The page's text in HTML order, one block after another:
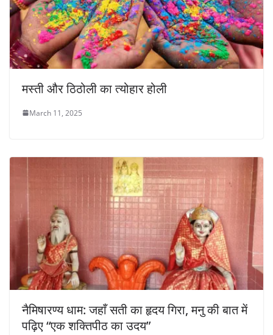
मस्ती और ठिठोली का त्योहार होली
March 11, 2025
नैमिषारण्य धाम: जहाँ सती का हृदय गिरा, मनु की बात में
पढ़िए “एक शक्तिपीठ का उदय”